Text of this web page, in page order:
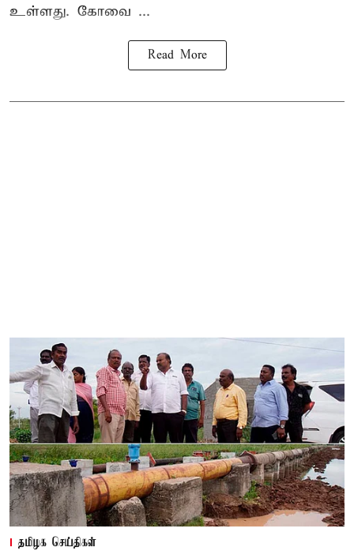
உள்ளது. கோவை ...
Read More
தமிழக செய்திகள்